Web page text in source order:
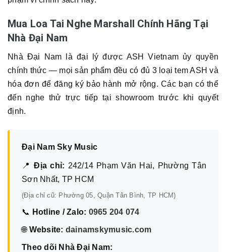
Mua Loa Tai Nghe Marshall Chính Hãng Tại
Nhà Đại Nam
Nhà Đại Nam là đại lý được ASH Vietnam ủy quyền
chính thức — mọi sản phẩm đều có đủ 3 loại tem ASH và
hóa đơn để đăng ký bảo hành mở rộng. Các bạn có thể
đến nghe thử trực tiếp tại showroom trước khi quyết
định.
Đại Nam Sky Music
📍Địa chỉ: 242/14 Phạm Văn Hai, Phường Tân
Sơn Nhất, TP HCM
(Địa chỉ cũ: Phường 05, Quận Tân Bình, TP HCM)
📞 Hotline / Zalo: 0965 204 074
🌐Website: dainamskymusic.com
Theo dõi Nhà Đại Nam: